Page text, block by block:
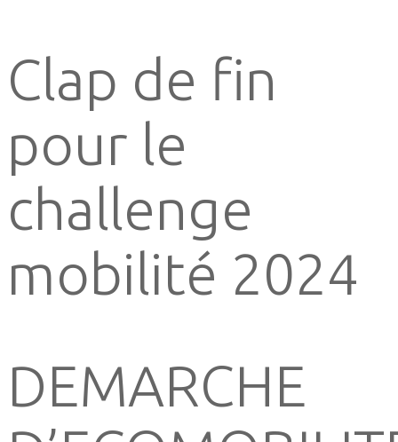
Clap de fin
pour le
challenge
mobilité 2024
DEMARCHE